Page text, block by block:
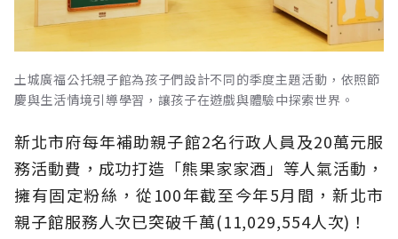
土城廣福公托親子館為孩子們設計不同的季度主題活動，依照節
慶與生活情境引導學習，讓孩子在遊戲與體驗中探索世界。
新北市府每年補助親子館2名行政人員及20萬元服
務活動費，成功打造「熊果家家酒」等人氣活動，
擁有固定粉絲，從100年截至今年5月間，新北市
親子館服務人次已突破千萬(11,029,554人次)！